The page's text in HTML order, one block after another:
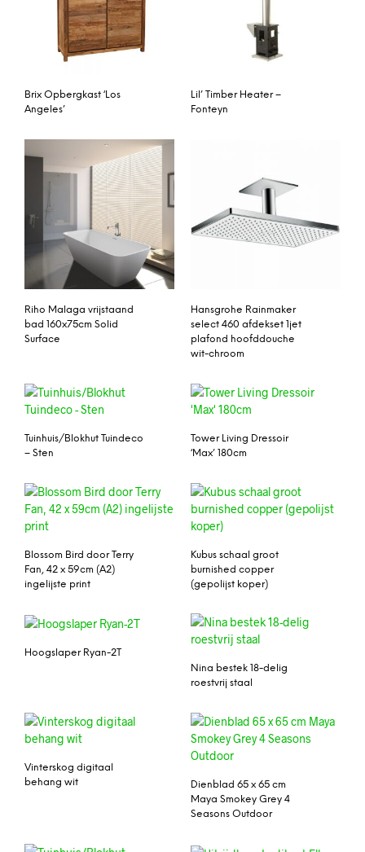
Brix Opbergkast ‘Los
Angeles’
Lil’ Timber Heater –
Fonteyn
Riho Malaga vrijstaand
bad 160x75cm Solid
Surface
Hansgrohe Rainmaker
select 460 afdekset 1jet
plafond hoofddouche
wit-chroom
Tuinhuis/Blokhut Tuindeco
– Sten
Tower Living Dressoir
‘Max’ 180cm
Blossom Bird door Terry
Fan, 42 x 59cm (A2)
ingelijste print
Kubus schaal groot
burnished copper
(gepolijst koper)
Hoogslaper Ryan-2T
Nina bestek 18-delig
roestvrij staal
Vinterskog digitaal
behang wit
Dienblad 65 x 65 cm
Maya Smokey Grey 4
Seasons Outdoor